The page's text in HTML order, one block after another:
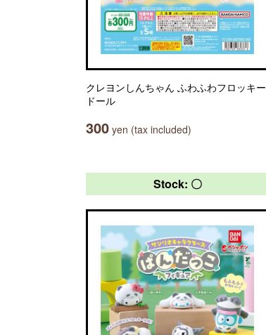
クレヨンしんちゃん ふわふわフロッキー
ドール
300 yen (tax included)
Stock: 〇